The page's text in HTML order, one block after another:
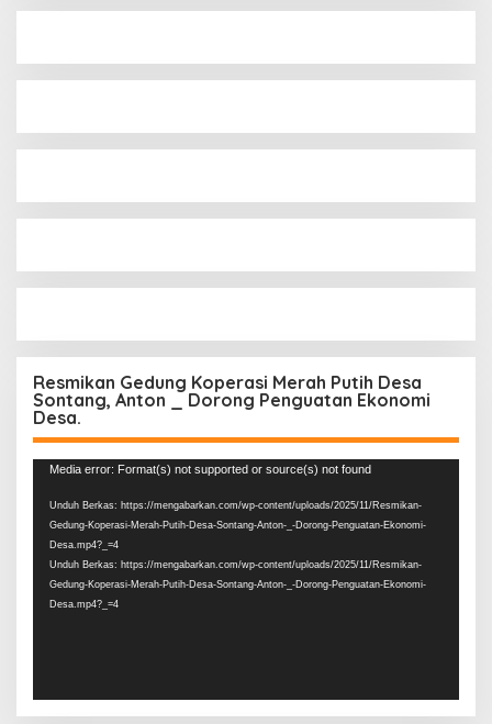
Resmikan Gedung Koperasi Merah Putih Desa
Sontang, Anton _ Dorong Penguatan Ekonomi
Desa.
Pemutar
Media error: Format(s) not supported or source(s) not found
Unduh Berkas: https://mengabarkan.com/wp-content/uploads/2025/11/Resmikan-
Gedung-Koperasi-Merah-Putih-Desa-Sontang-Anton-_-Dorong-Penguatan-Ekonomi-
Desa.mp4?_=4
Unduh Berkas: https://mengabarkan.com/wp-content/uploads/2025/11/Resmikan-
Gedung-Koperasi-Merah-Putih-Desa-Sontang-Anton-_-Dorong-Penguatan-Ekonomi-
Desa.mp4?_=4